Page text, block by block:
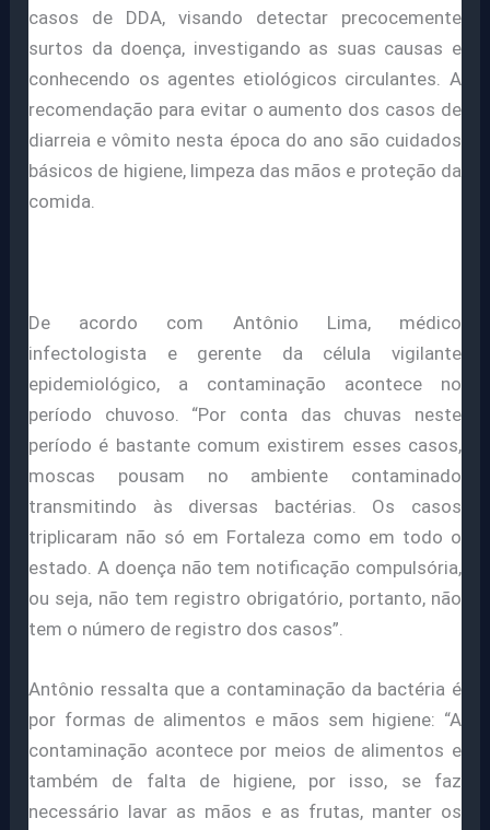
casos de DDA, visando detectar precocemente
surtos da doença, investigando as suas causas e
conhecendo os agentes etiológicos circulantes. A
recomendação para evitar o aumento dos casos de
diarreia e vômito nesta época do ano são cuidados
básicos de higiene, limpeza das mãos e proteção da
comida.
De acordo com Antônio Lima, médico
infectologista e gerente da célula vigilante
epidemiológico, a contaminação acontece no
período chuvoso. “Por conta das chuvas neste
período é bastante comum existirem esses casos,
moscas pousam no ambiente contaminado
transmitindo às diversas bactérias. Os casos
triplicaram não só em Fortaleza como em todo o
estado. A doença não tem notificação compulsória,
ou seja, não tem registro obrigatório, portanto, não
tem o número de registro dos casos”.
Antônio ressalta que a contaminação da bactéria é
por formas de alimentos e mãos sem higiene: “A
contaminação acontece por meios de alimentos e
também de falta de higiene, por isso, se faz
necessário lavar as mãos e as frutas, manter os